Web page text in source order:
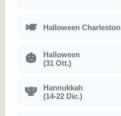
🎺 Halloween Charleston
🎃
Halloween
(31 Ott.)
🕎
Hannukkah
(14-22 Dic.)